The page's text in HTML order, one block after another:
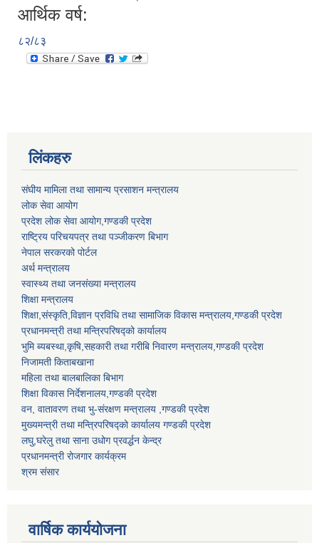
आर्थिक वर्ष:
८२/८३
लिंकहरु
संघीय मामिला तथा सामान्य प्रसाशन मन्त्रालय
लोक सेवा आयोग
प्रदेश लोक सेवा आयोग,गण्डकी प्रदेश
राष्ट्रिय परिचयपत्र तथा पञ्जीकरण बिभाग
नेपाल सरकरको पोर्टल
अर्थ मन्त्रालय
स्वास्थ्य तथा जनसंख्या मन्त्रालय
शिक्षा मन्त्रालय
शिक्षा,संस्कृति,विज्ञान प्रविधि तथा सामाजिक विकास मन्त्रालय,गण्डकी प्रदेश
प्रधानमन्त्री तथा मन्त्रिपरिषद्को कार्यालय
भुमि ब्यबस्था,कृषि,सहकारी तथा गरीबि निवारण मन्त्रालय,गण्डकी प्रदेश
निजामती किताबखाना
महिला तथा बालबालिका बिभाग
शिक्षा विकास निर्देशनालय,गण्डकी प्रदेश
वन, वातावरण तथा भु-संरक्षण मन्त्रालय ,गण्डकी प्रदेश
मुख्यमन्त्री तथा मन्त्रिपरिषद्को कार्यालय गण्डकी प्रदेश
लघु,घरेलु तथा साना उधोग प्रवर्द्धन केन्द्र
प्रधानमन्त्री रोजगार कार्यक्रम
श्रम संसार
वार्षिक कार्ययोजना